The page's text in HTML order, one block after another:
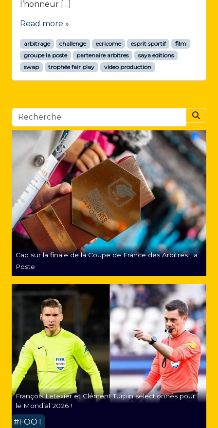
l’honneur […]
Read more »
arbitrage challenge ecricome esprit sportif
film
groupe la poste
partenaire arbitres
saya editions
swap
trophée fair play video production
Cap sur la finale de la Coupe de France des Arbitres La
Poste
François Letexier et Clément Turpin sélectionnés pour
le Mondial 2026 !
#FOOT